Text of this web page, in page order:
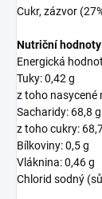
Cukr, zázvor
Nutriční hodnoty
Energická
Tuky: 0,42 g
z toho nasycené
Sacharidy: 68,8 g
z toho cukry:
Bílkoviny: 0,5 g
Vláknina: 0,46 g
Chlorid sodný